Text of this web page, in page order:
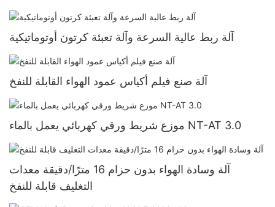
آلة ربط عالية السرعة وآلة تعبئة كرتون أوتوماتيكية
آلة صنع فيلم أكياس عمود الهواء القابلة للنفخ
موزع شريط ورقي كهربائي يعمل بالماء NT-AT 3.0
آلة وسادة الهواء بدون حزام 16 مترًا/دقيقة معدات
التغليف قابلة للنفخ